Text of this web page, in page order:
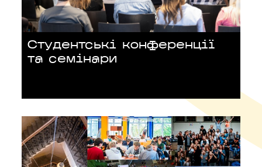
Студентські конференції
та семінари